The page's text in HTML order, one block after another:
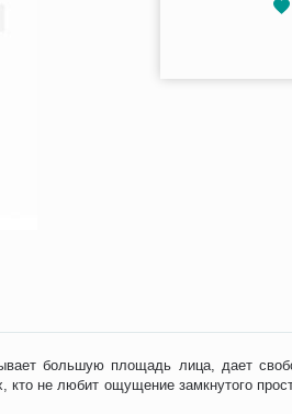
большую площадь лица, дает
не любит ощущение замкнутого